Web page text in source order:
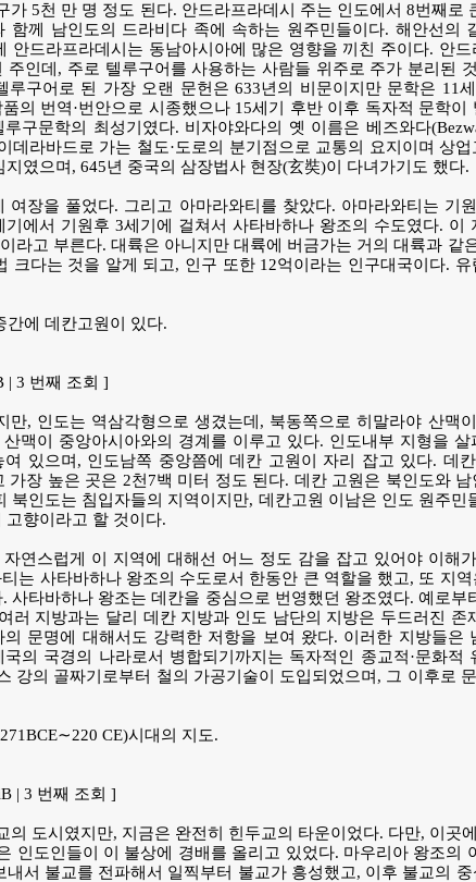
가 5천 만 명 정도 된다. 안드라프라데시 주는 인도에서 8번째로
함께 남인도의 드라비다 족에 속하는 원주민들이다. 해안선의
안드라프라데시는 동남아시아에 많은 영향을 끼친 주이다. 안
주인데, 주로 텔루구어를 사용하는 사람들 위주로 주가 분리된
루구어로 된 가장 오랜 문헌은 633년의 비문이지만 문학은 11
의 번역·번안으로 시종했으나 15세기 후반 이후 독자적 문학이
구문학의 최성기였다. 비자야와다의 옛 이름은 베즈와다
데라바드로 가는 철도·도로의 분기점으로 교통의 요지이며 상
였으며, 645년 중국의 삼장법사 현장(玄奘)이 다녀가기도 했다.
여장을 풀었다. 그리고 아마라와티를 찾았다. 아마라와티는 기
기에서 기원후 3세기에 걸쳐서 사타바하나 왕조의 수도였다. 이
라고 부른다. 대륙은 아니지만 대륙에 버금가는 거의 대륙과 같
크다는 것을 알게 되고, 인구 또한 12억이라는 인구대국이다.
간에 데칸고원이 있다.
| 3 번째 조회 ]
만, 인도는 역삼각형으로 생겼는데, 북동쪽으로 히말라야 산맥
맥이 중앙아시아와의 경계를 이루고 있다. 인도내부 지형을 살
있으며, 인도남쪽 중앙쯤에 데칸 고원이 자리 잡고 있다. 데
가장 높은 곳은 2천7백 미터 정도 된다. 데칸 고원은 북인도와 남
북인도는 침입자들의 지역이지만, 데칸고원 이남은 인도 원주민
고향이라고 할 것이다.
연스럽게 이 지역에 대해선 어느 정도 감을 잡고 있어야 이해
는 사타바하나 왕조의 수도로서 한동안 큰 역할을 했고, 또 지역
사타바하나 왕조는 데칸을 중심으로 번영했던 왕조였다. 예로부
러 지방과는 달리 데칸 지방과 인도 남단의 지방은 두드러진 존
의 문명에 대해서도 강력한 저항을 보여 왔다. 이러한 지방들은
의 국경의 나라로서 병합되기까지는 독자적인 종교적·문화적
강의 골짜기로부터 철의 가공기술이 도입되었으며, 그 이후로
CE)시대의 지도.
| 3 번째 조회 ]
의 도시였지만, 지금은 완전히 힌두교의 타운이었다. 다만, 이곳
인도인들이 이 불상에 경배를 올리고 있었다. 마우리아 왕조의
내서 불교를 전파해서 일찍부터 불교가 흥성했고, 이후 불교의